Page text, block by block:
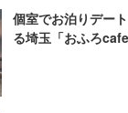
個室でお泊りデー
る埼玉「おふろ